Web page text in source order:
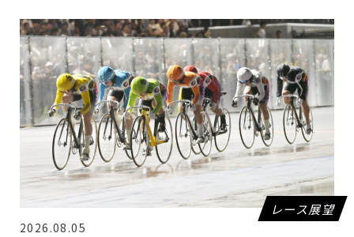
レース展望
2026.08.05